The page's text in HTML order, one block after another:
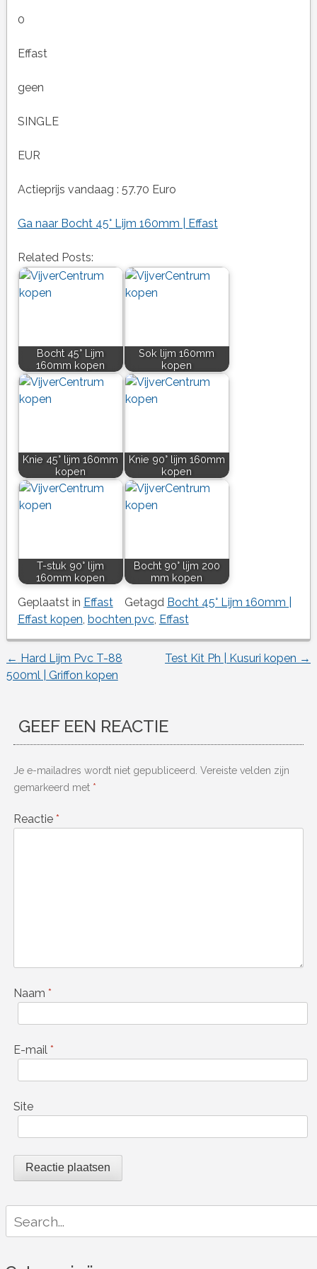
0
Effast
geen
SINGLE
EUR
Actieprijs vandaag : 57.70 Euro
Ga naar Bocht 45° Lijm 160mm | Effast
Related Posts:
Bocht 45° Lijm
160mm kopen
Sok lijm 160mm
kopen
Knie 45° lijm 160mm
kopen
Knie 90° lijm 160mm
kopen
T-stuk 90° lijm
160mm kopen
Bocht 90° lijm 200
mm kopen
Geplaatst in Effast Getagd Bocht 45° Lijm 160mm |
Effast kopen bochten pvc, Effast
Berichtnavigatie
← Hard Lijm Pvc T-88
500ml | Griffon kopen
Test Kit Ph | Kusuri kopen →
GEEF EEN REACTIE
Je e-mailadres wordt niet gepubliceerd. Vereiste velden zijn
gemarkeerd met *
Reactie *
Naam *
E-mail *
Site
for: